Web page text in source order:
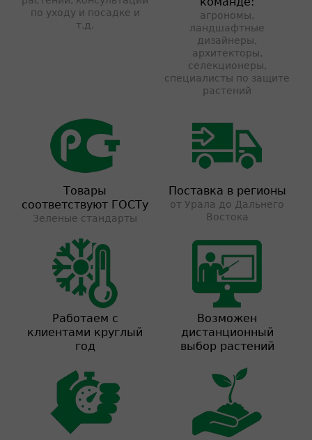
по уходу и посадке и
т.д.
агрономы,
ландшафтные
дизайнеры,
архитекторы,
селекционеры,
специалисты по защите
растений
Товары
соответствуют ГОСТу
Зеленые стандарты
Поставка в регионы
от Урала до Дальнего
Востока
Работаем с
клиентами круглый
год
Возможен
дистанционный
выбор растений